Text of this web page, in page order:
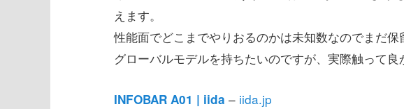
えます。
性能面でどこまでやりおるのかは未知数なのでまだ
グローバルモデルを持ちたいのですが、実際触って
INFOBAR A01 | iida – iida.jp